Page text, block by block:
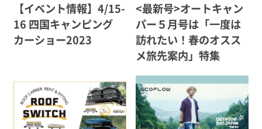
【イベント情報】4/15-
16 四国キャンピング
カーショー2023
<最新号>オートキャン
パー５月号は「一度は
訪れたい！春のオスス
メ旅先案内」特集